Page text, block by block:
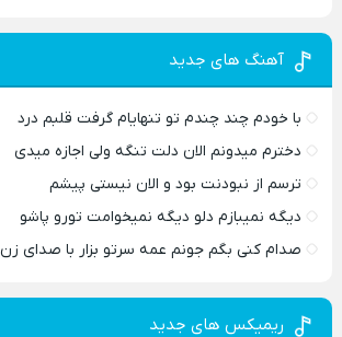
آهنگ های جدید
با خودم چند چندم تو تنهایام گرفت قلبم درد
دخترم میدونم الان دلت تنگه ولی اجازه میدی
ترسم از نبودنت بود و الان نیستی پیشم
دیگه نمیبازم دلو دیگه نمیخوامت تورو پاشو
صدام کنی بگم جونم عمه سرتو بزار با صدای زن
ریمیکس های جدید